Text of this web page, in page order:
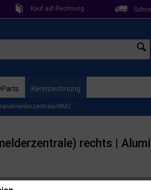
Kauf auf Rechnung
Kennzeichnung
BMZ
rechts |